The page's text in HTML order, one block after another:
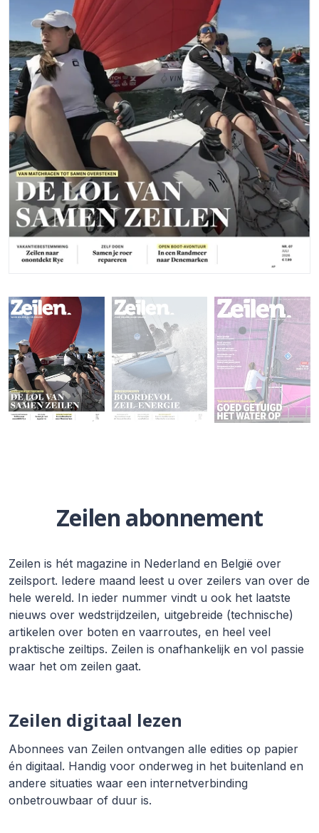
Zeilen abonnement
Zeilen is hét magazine in Nederland en België over
zeilsport. Iedere maand leest u over zeilers van over de
hele wereld. In ieder nummer vindt u ook het laatste
nieuws over wedstrijdzeilen, uitgebreide (technische)
artikelen over boten en vaarroutes, en heel veel
praktische zeiltips. Zeilen is onafhankelijk en vol passie
waar het om zeilen gaat.
Zeilen digitaal lezen
Abonnees van Zeilen ontvangen alle edities op papier
én digitaal. Handig voor onderweg in het buitenland en
andere situaties waar een internetverbinding
onbetrouwbaar of duur is.